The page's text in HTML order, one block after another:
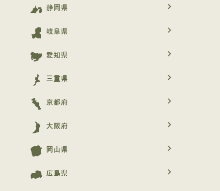
静岡県 navigate_next
岐阜県 navigate_next
愛知県 navigate_next
三重県 navigate_next
京都府 navigate_next
大阪府 navigate_next
岡山県 navigate_next
広島県 navigate_next